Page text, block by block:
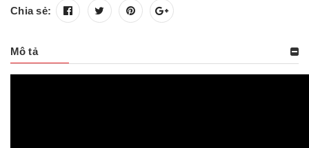
Chia sẻ:
Mô tả